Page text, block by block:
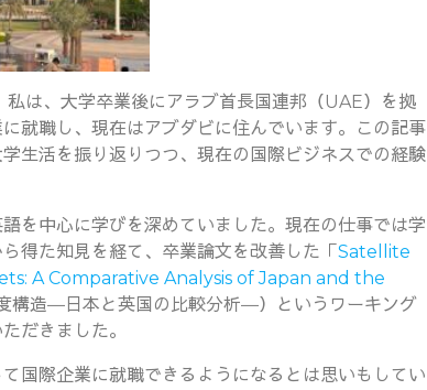
は、大学卒業後にアラブ首長国連邦（UAE）を拠
就職し、現在はアブダビに住んでいます。この記事
生活を振り返りつつ、現在の国際ビジネスでの経験
を中心に学びを深めていました。現在の仕事では学
得た知見を経て、卒業論文を改善した「Satellite
A Comparative Analysis of Japan and the
構造―日本と英国の比較分析―）というワーキング
だきました。
国際企業に就職できるようになるとは思いもしてい